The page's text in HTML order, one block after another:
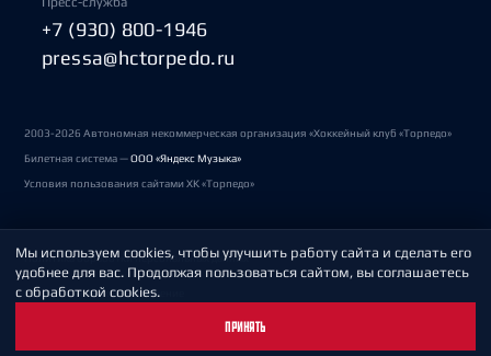
+7 (930) 800-1946
pressa@hctorpedo.ru
2003-2026 Автономная некоммерческая организация «Хоккейный клуб «Торпедо»
Билетная система —ООО «Яндекс Музыка»
Условия пользования сайтами ХК «Торпедо»
Политика обработки персональных данных
Пользовательское соглашение
Мы используем cookies, чтобы улучшить работу сайта и сделать его
удобнее для вас. Продолжая пользоваться сайтом, вы соглашаетесь
с обработкой cookies.
ПРИНЯТЬ